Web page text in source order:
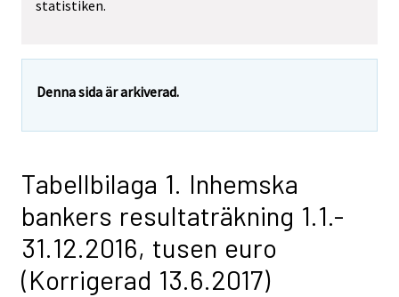
statistiken.
Denna sida är arkiverad.
Tabellbilaga 1. Inhemska
bankers resultaträkning 1.1.-
31.12.2016, tusen euro
(Korrigerad 13.6.2017)